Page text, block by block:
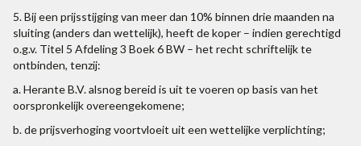
5. Bij een prijsstijging van meer dan 10% binnen drie maanden na
sluiting (anders dan wettelijk), heeft de koper – indien gerechtigd
o.g.v. Titel 5 Afdeling 3 Boek 6 BW – het recht schriftelijk te
ontbinden, tenzij:
a. Herante B.V. alsnog bereid is uit te voeren op basis van het
oorspronkelijk overeengekomene;
b. de prijsverhoging voortvloeit uit een wettelijke verplichting;